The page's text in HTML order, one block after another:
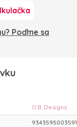
Poďme sa
O.B. Designs
9343595003591